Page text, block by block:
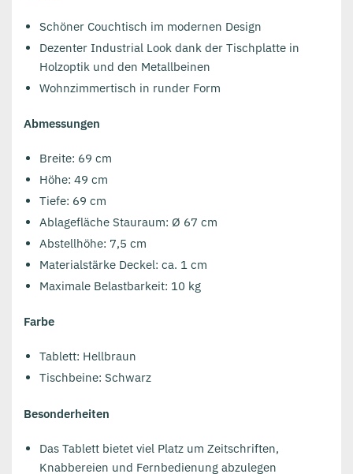
Schöner Couchtisch im modernen Design
Dezenter Industrial Look dank der Tischplatte in
Holzoptik und den Metallbeinen
Wohnzimmertisch in runder Form
Abmessungen
Breite: 69 cm
Höhe: 49 cm
Tiefe: 69 cm
Ablagefläche Stauraum: Ø 67 cm
Abstellhöhe: 7,5 cm
Materialstärke Deckel: ca. 1 cm
Maximale Belastbarkeit: 10 kg
Farbe
Tablett: Hellbraun
Tischbeine: Schwarz
Besonderheiten
Das Tablett bietet viel Platz um Zeitschriften,
Knabbereien und Fernbedienung abzulegen